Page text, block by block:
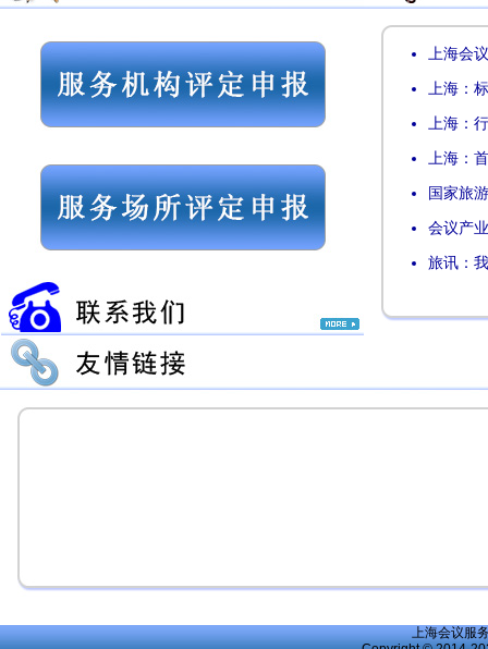
上海会
上海：
上海：
上海：
国家旅
会议产
旅讯：
上海会议服